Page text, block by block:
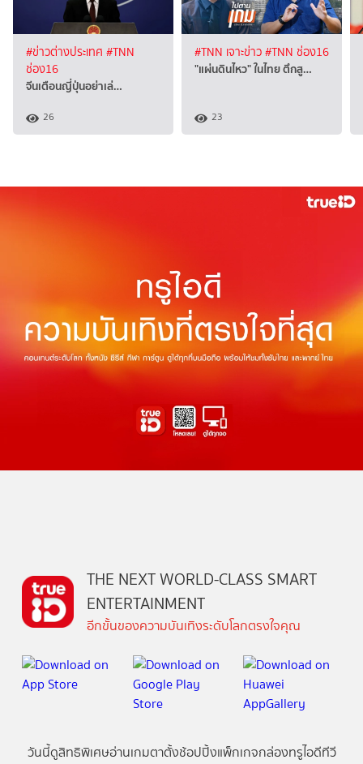
#ข่าวต่างประเทศ #TNN
ช่อง16
จีนเตือนญี่ปุ่นอย่าเล่…
26
#TNN เจาะข่าว#TNN ช่อง16
"แผ่นดินไหว" ในไทย ตึกสู…
23
THE NEXT WORLD-CLASS SMART
ENTERTAINMENT
อีกขั้นของความบันเทิงระดับโลกตรงใจคุณ
วันนี้ดูสิทธิพิเศษอ่านเกมตาตั้งช้อปปิ้งแพ็กเกจกล่องทรูไอดีทีวี